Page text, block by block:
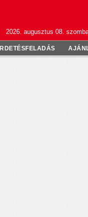
2026. augusztus 08.